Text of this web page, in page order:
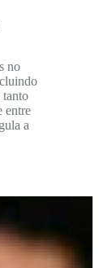
no
tanto
entre
a